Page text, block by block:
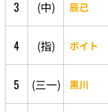
3 (中) 辰己
4 (指) ボイト
5 (三一) 黒川